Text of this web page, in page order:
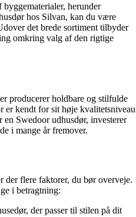
herunder
hos Silvan, kan du være
det brede sortiment tilbyder
omkring valg af den rigtige
producerer holdbare og stilfulde
er kendt for sit høje kvalitetsniveau
Swedoor udhusdør, investerer
i mange år fremover.
der flere faktorer, du bør overveje.
i betragtning:
der passer til stilen på dit